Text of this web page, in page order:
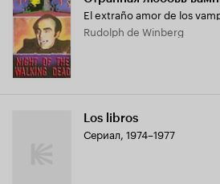
El extraño amor de los
Rudolph de Winberg
Los libros
Сериал, 1974–1977